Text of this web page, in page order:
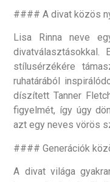
#### A divat közös
Lisa Rinna neve
divatválasztásokkal.
stílusérzékére
ruhatárából
díszített Tanner
figyelmét, így úgy
azt egy neves vörös
#### Generációk
A divat világa